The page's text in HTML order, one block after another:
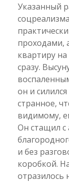
Указанный
проходами,
квартиру
сразу.
он и
странное,
видимому,
Он стащил с
и без
коробкой.
отразилось